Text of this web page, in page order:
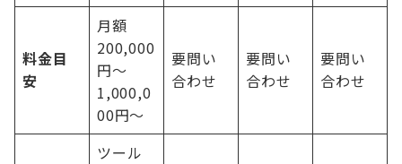
料金目
安
月額
200,000
円〜
1,000,0
00円〜
要問い
合わせ
要問い
合わせ
要問い
合わせ
ツール